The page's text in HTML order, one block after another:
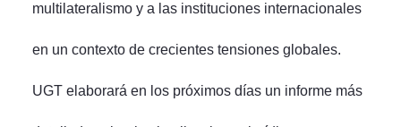
multilateralismo y a las instituciones internacionales
en un contexto de crecientes tensiones globales.
UGT elaborará en los próximos días un informe más